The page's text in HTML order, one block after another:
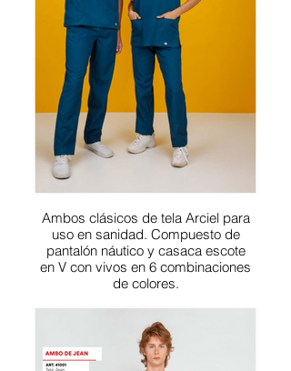
Ambos clásicos de tela Arciel para
uso en sanidad. Compuesto de
pantalón náutico y casaca escote
en V con vivos en 6 combinaciones
de colores.